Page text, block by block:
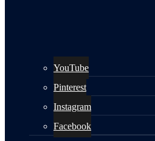
YouTube
Pinterest
Instagram
Facebook